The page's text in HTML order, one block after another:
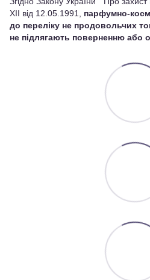
XII від 12.05.1991, парфумно-
до переліку не продовольчих
не підлягають поверненню або